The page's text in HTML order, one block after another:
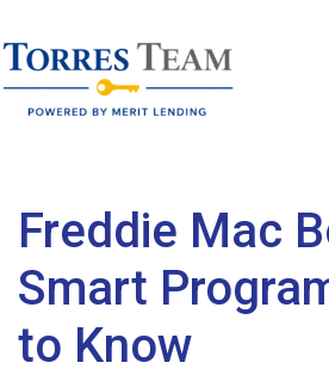
Freddie Mac
Smart
to Know